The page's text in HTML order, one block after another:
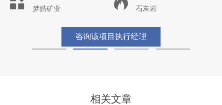
梦皓矿业 石灰岩
咨询该项目执行经理
相关文章